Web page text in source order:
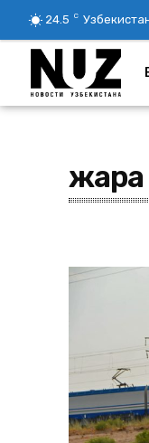
24.5 C
жара